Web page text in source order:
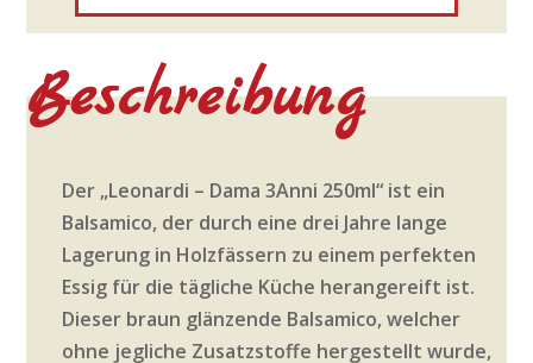
Beschreibung
Der „Leonardi – Dama 3Anni 250ml“ ist ein
Balsamico, der durch eine drei Jahre lange
Lagerung in Holzfässern zu einem perfekten
Essig für die tägliche Küche herangereift ist.
Dieser braun glänzende Balsamico, welcher
ohne jegliche Zusatzstoffe hergestellt wurde,